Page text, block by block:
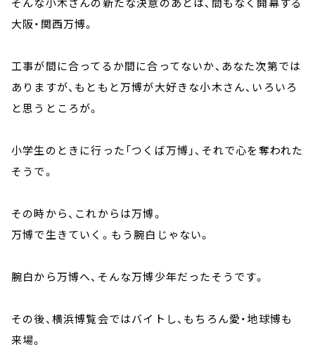
大阪・関西万博。
工事が間に合ってるか間に合ってないか、あなた次第では
ありますが、もともと万博が大好きな小木さん、いろいろ
と思うところが。
小学生のときに行った「つくば万博」、それで心を奪われた
そうで。
その時から、これからは万博。
万博で生きていく。もう腕白じゃない。
腕白から万博へ、そんな万博少年だったそうです。
その後、横浜博覧会ではバイトし、もちろん愛・地球博も
来場。